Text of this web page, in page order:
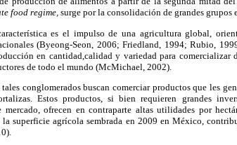
food regime, surge por la consolidación de grandes grupos
es el impulso de una agricultura global,
(Byeong-Seon, 2006; Friedland, 1994; Rubio,
en cantidad,calidad y variedad para comercializar
de todo el mundo (McMichael, 2002).
conglomerados buscan comerciar productos que les
Estos productos, si bien requieren grandes
ofrecen en contraparte altas utilidades por
superficie agrícola sembrada en 2009 en México,